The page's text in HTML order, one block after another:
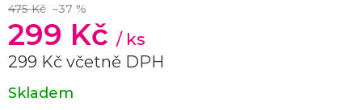
475 Kč –37 %
299 Kč / ks
299 Kč včetně DPH
Měrná
cena:
Skladem